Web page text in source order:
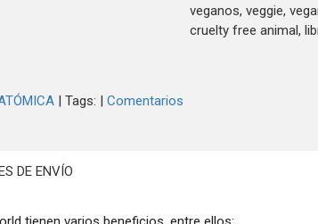
veganos, veggie,
cruelty free animal,
| Tags: | Comentarios
DE ENVÍO